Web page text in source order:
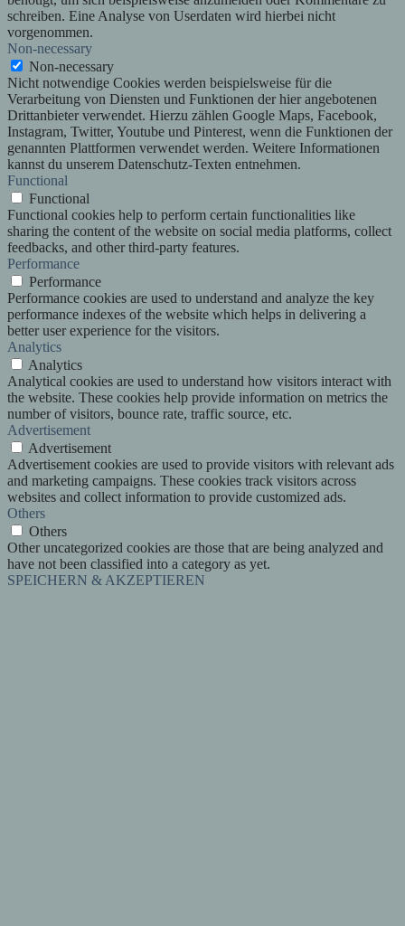
schreiben. Eine Analyse von Userdaten wird hierbei nicht
vorgenommen.
Non-necessary
Non-necessary
Nicht notwendige Cookies werden beispielsweise für die
Verarbeitung von Diensten und Funktionen der hier angebotenen
Drittanbieter verwendet. Hierzu zählen Google Maps, Facebook,
Instagram, Twitter, Youtube und Pinterest, wenn die Funktionen der
genannten Plattformen verwendet werden. Weitere Informationen
kannst du unserem Datenschutz-Texten entnehmen.
Functional
Functional
Functional cookies help to perform certain functionalities like
sharing the content of the website on social media platforms, collect
feedbacks, and other third-party features.
Performance
Performance
Performance cookies are used to understand and analyze the key
performance indexes of the website which helps in delivering a
better user experience for the visitors.
Analytics
Analytics
Analytical cookies are used to understand how visitors interact with
the website. These cookies help provide information on metrics the
number of visitors, bounce rate, traffic source, etc.
Advertisement
Advertisement
Advertisement cookies are used to provide visitors with relevant ads
and marketing campaigns. These cookies track visitors across
websites and collect information to provide customized ads.
Others
Others
Other uncategorized cookies are those that are being analyzed and
have not been classified into a category as yet.
SPEICHERN & AKZEPTIEREN